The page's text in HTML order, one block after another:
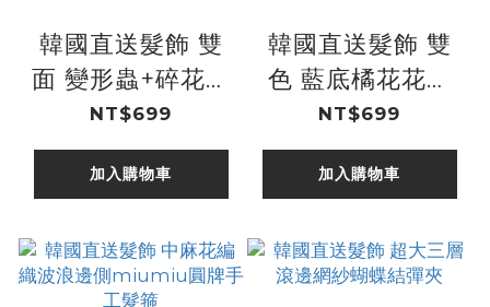
韓國直送髮飾 雙
面 變形蟲+碎花布
格紋雙層蝴蝶結手
工髮箍
NT$699
加入購物車
韓國直送髮飾 雙
色 藍底橘花花圖
案+淺藍底滾邊中
大蝴蝶結手工髮箍
NT$699
加入購物車